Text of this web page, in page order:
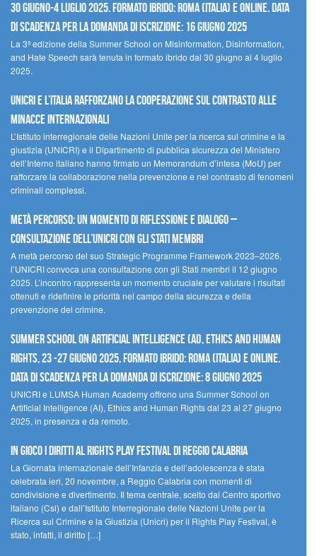
30 giugno-4 luglio 2025. Formato ibrido: Roma (Italia) e online. Data
di scadenza per la domanda di iscrizione: 16 giugno 2025
La 3ª edizione della Summer School on Misinformation, Disinformation,
and Hate Speech sarà tenuta in formato ibrido dal 30 giugno al 4 luglio
2025.
UNICRI e l’Italia rafforzano la cooperazione sul contrasto alle
minacce internazionali
L’Istituto interregionale delle Nazioni Unite per la ricerca sul crimine e la
giustizia (UNICRI) e il Dipartimento di pubblica sicurezza del Ministero
dell’Interno italiano hanno firmato un Memorandum d’intesa (MoU) per
rafforzare la collaborazione nella prevenzione e nel contrasto di fenomeni
criminali complessi.
Metà percorso: un momento di riflessione e dialogo –
Consultazione dell’UNICRI con gli Stati membri
A metà percorso del suo Strategic Programme Framework 2023–2026,
l’UNICRI convoca una consultazione con gli Stati membri il 12 giugno
2025. L’incontro rappresenta un momento cruciale per valutare i risultati
ottenuti e ridefinire le priorità nel campo della sicurezza e della
prevenzione del crimine.
Summer School on Artificial Intelligence (AI), Ethics and Human
Rights, 23 -27 giugno 2025, Formato Ibrido: Roma (Italia) e online.
Data di scadenza per la domanda di iscrizione: 8 giugno 2025
UNICRI e LUMSA Human Academy offrono una Summer School on
Artificial Intelligence (AI), Ethics and Human Rights dal 23 al 27 giugno
2025, in presenza e da remoto.
In gioco i diritti al Rights Play Festival di Reggio Calabria
La Giornata internazionale dell’Infanzia e dell’adolescenza è stata
celebrata ieri, 20 novembre, a Reggio Calabria con momenti di
condivisione e divertimento. Il tema centrale, scelto dal Centro sportivo
italiano (Csi) e dall’Istituto Interregionale delle Nazioni Unite per la
Ricerca sul Crimine e la Giustizia (Unicri) per il Rights Play Festival, è
stato, infatti, il diritto […]